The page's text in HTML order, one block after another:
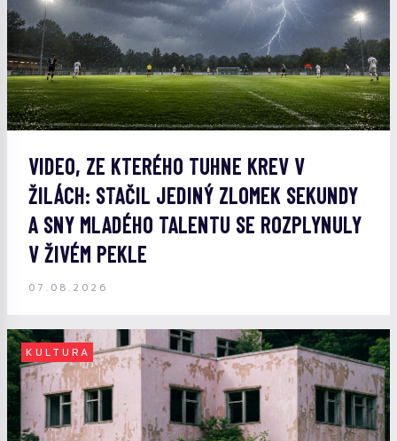
VIDEO, ZE KTERÉHO TUHNE KREV V
ŽILÁCH: STAČIL JEDINÝ ZLOMEK SEKUNDY
A SNY MLADÉHO TALENTU SE ROZPLYNULY
V ŽIVÉM PEKLE
07.08.2026
KULTURA